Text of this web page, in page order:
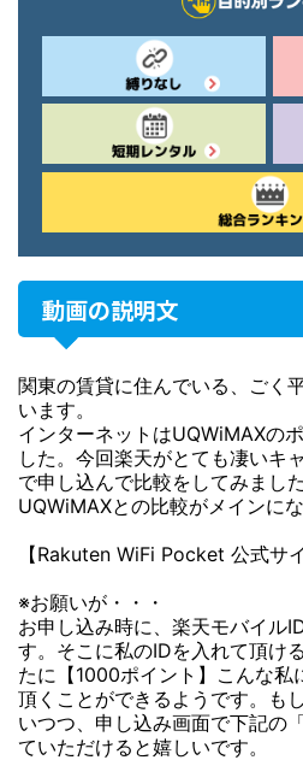
動画の説明文
関東の賃貸に住んでいる、ごく
います。
インターネットはUQWiMAXの
した。今回楽天がとても凄いキ
で申し込んで比較をしてみまし
UQWiMAXとの比較がメインにな
【Rakuten WiFi Pocket 公式サイ
※お願いが・・・
お申し込み時に、楽天モバイル
す。そこに私のIDを入れて頂け
たに【1000ポイント】こんな私
頂くことができるようです。も
いつつ、申し込み画面で下記の
ていただけると嬉しいです。